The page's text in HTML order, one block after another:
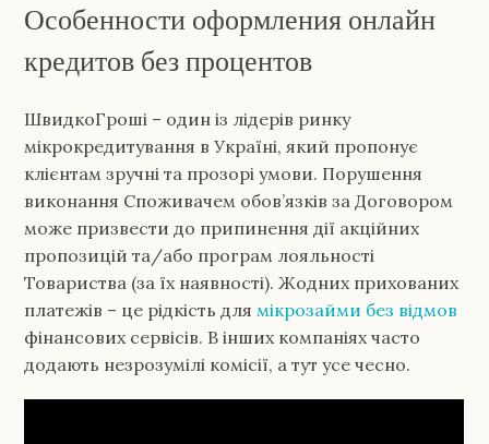
Особенности оформления онлайн
кредитов без процентов
ШвидкоГроші – один із лідерів ринку
мікрокредитування в Україні, який пропонує
клієнтам зручні та прозорі умови. Порушення
виконання Споживачем обов’язків за Договором
може призвести до припинення дії акційних
пропозицій та/або програм лояльності
Товариства (за їх наявності). Жодних прихованих
платежів – це рідкість для мікрозайми без відмов
фінансових сервісів. В інших компаніях часто
додають незрозумілі комісії, а тут усе чесно.